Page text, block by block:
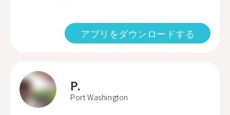
アプリをダウンロードする
P.
Port Washington